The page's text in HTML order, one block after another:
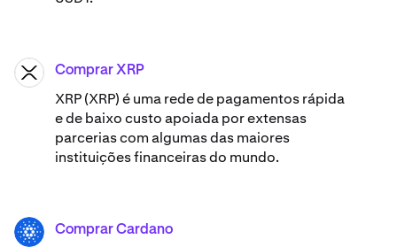
XRP Comprar XRP
XRP (XRP) é uma rede de pagamentos rápida
e de baixo custo apoiada por extensas
parcerias com algumas das maiores
instituições financeiras do mundo.
ADA Comprar Cardano